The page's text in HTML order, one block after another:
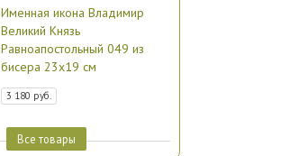
Именная икона Владимир
Великий Князь
Равноапостольный 049 из
бисера 23х19 см
3 180 руб.
Все товары